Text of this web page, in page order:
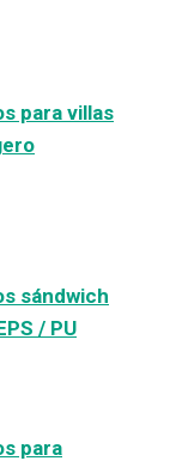
para villas
sándwich
/ PU
para